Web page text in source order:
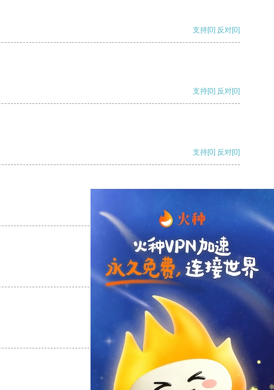
支持[0] 反对[0]
支持[0] 反对[0]
支持[0] 反对[0]
支持
支持[0] 反对[0]
支持[0] 反对[0]